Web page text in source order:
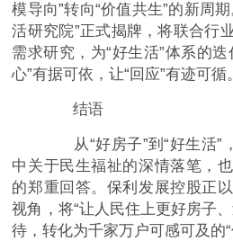
模导向”转向“价值共生”的新周
活研究院”正式揭牌，将联合行
需求研究，为“好生活”体系的
心”有据可依，让“回应”有迹可循。
结语
从“好房子”到“好生活”
中关于民生福祉的深情落笔，
的郑重回答。保利发展控股正
视角，将“让人民住上更好房子
待，转化为千家万户可感可及的“